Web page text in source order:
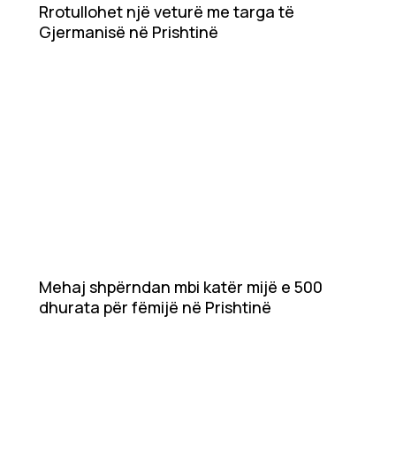
Rrotullohet një veturë me targa të
Gjermanisë në Prishtinë
Mehaj shpërndan mbi katër mijë e 500
dhurata për fëmijë në Prishtinë